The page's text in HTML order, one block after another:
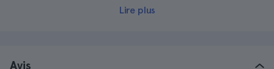
Lire plus
Avis